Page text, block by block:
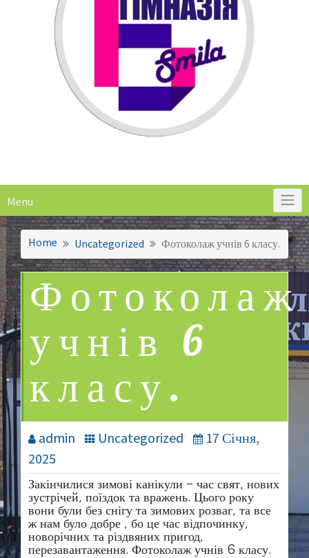
Menu
Home Uncategorized Фотоколаж учнів 6 класу.
Фотоколаж
учнів 6
класу.
admin Uncategorized
17 Січня,
2025
Закінчилися зимові канікули – час свят, нових
зустрічей, поїздок та вражень. Цього року
вони були без снігу та зимових розваг, та все
ж нам було добре , бо це час відпочинку,
новорічних та різдвяних пригод,
перезавантаження. Фотоколаж учнів 6 класу.